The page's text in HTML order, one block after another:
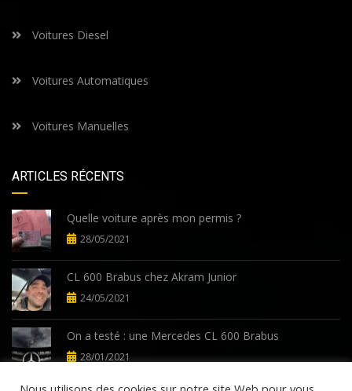
Voitures Diesel
Voitures Automatiques
Voitures Manuelles
ARTICLES RÉCENTS
Quelle voiture après mon permis ?
28/05/2021
CL 600 Brabus chez Akram Junior
24/05/2021
On a testé : une Mercedes CL 600 Brabus
28/01/2021